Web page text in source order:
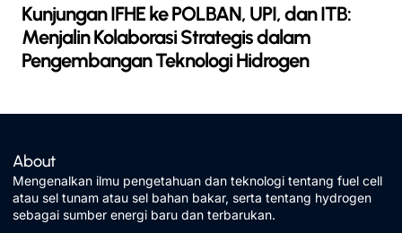
Kunjungan IFHE ke POLBAN, UPI, dan ITB:
Menjalin Kolaborasi Strategis dalam
Pengembangan Teknologi Hidrogen
About
Mengenalkan ilmu pengetahuan dan teknologi tentang fuel cell
atau sel tunam atau sel bahan bakar, serta tentang hydrogen
sebagai sumber energi baru dan terbarukan.